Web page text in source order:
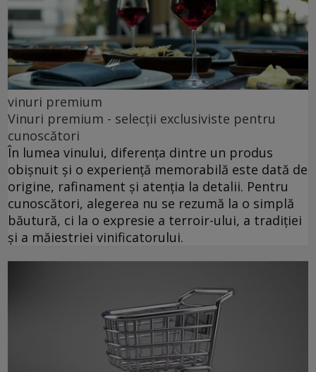
vinuri premium
Vinuri premium - selecții exclusiviste pentru
cunoscători
În lumea vinului, diferența dintre un produs
obișnuit și o experiență memorabilă este dată de
origine, rafinament și atenția la detalii. Pentru
cunoscători, alegerea nu se rezumă la o simplă
băutură, ci la o expresie a terroir-ului, a tradiției
și a măiestriei vinificatorului.